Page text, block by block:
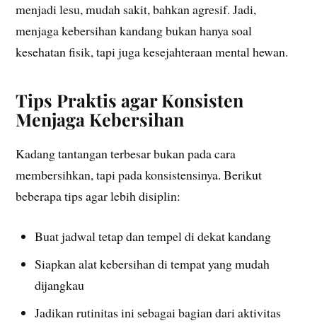
menjadi lesu, mudah sakit, bahkan agresif. Jadi,
menjaga kebersihan kandang bukan hanya soal
kesehatan fisik, tapi juga kesejahteraan mental hewan.
Tips Praktis agar Konsisten
Menjaga Kebersihan
Kadang tantangan terbesar bukan pada cara
membersihkan, tapi pada konsistensinya. Berikut
beberapa tips agar lebih disiplin:
Buat jadwal tetap dan tempel di dekat kandang
Siapkan alat kebersihan di tempat yang mudah
dijangkau
Jadikan rutinitas ini sebagai bagian dari aktivitas